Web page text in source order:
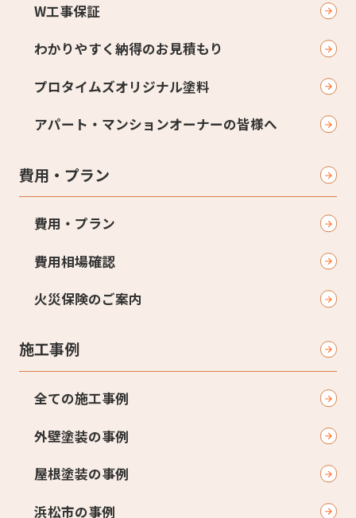
W工事保証
わかりやすく納得のお見積もり
プロタイムズオリジナル塗料
アパート・マンションオーナーの皆様へ
費用・プラン
費用・プラン
費用相場確認
火災保険のご案内
施工事例
全ての施工事例
外壁塗装の事例
屋根塗装の事例
浜松市の事例